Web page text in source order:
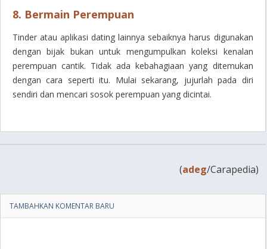
8. Bermain Perempuan
Tinder atau aplikasi dating lainnya sebaiknya harus digunakan
dengan bijak bukan untuk mengumpulkan koleksi kenalan
perempuan cantik. Tidak ada kebahagiaan yang ditemukan
dengan cara seperti itu. Mulai sekarang, jujurlah pada diri
sendiri dan mencari sosok perempuan yang dicintai.
(adeg/Carapedia)
TAMBAHKAN KOMENTAR BARU